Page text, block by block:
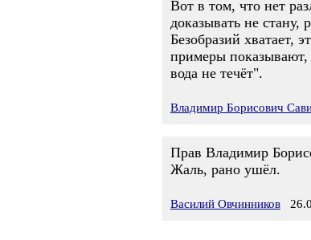
Вот в том, что нет
доказывать не стану,
Безобразий хватает,
примеры
вода не течёт".
Владимир Борисович
Прав Владимир
Жаль, рано ушёл.
Василий Овчинников